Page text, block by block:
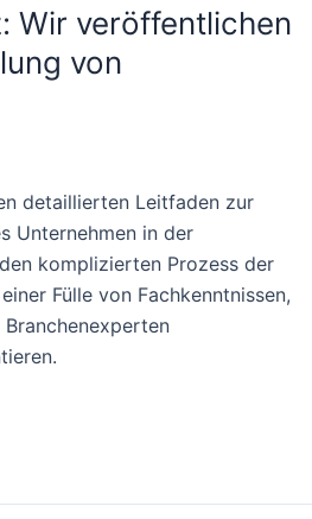
Wir veröffentlichen
von
detaillierten Leitfaden zur
Unternehmen in der
komplizierten Prozess der
Fülle von Fachkenntnissen,